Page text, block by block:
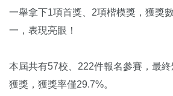
一舉拿下1項首獎、2項楷模獎，獲獎
一，表現亮眼！
本屆共有57校、222件報名參賽，最
獲獎，獲獎率僅29.7%。